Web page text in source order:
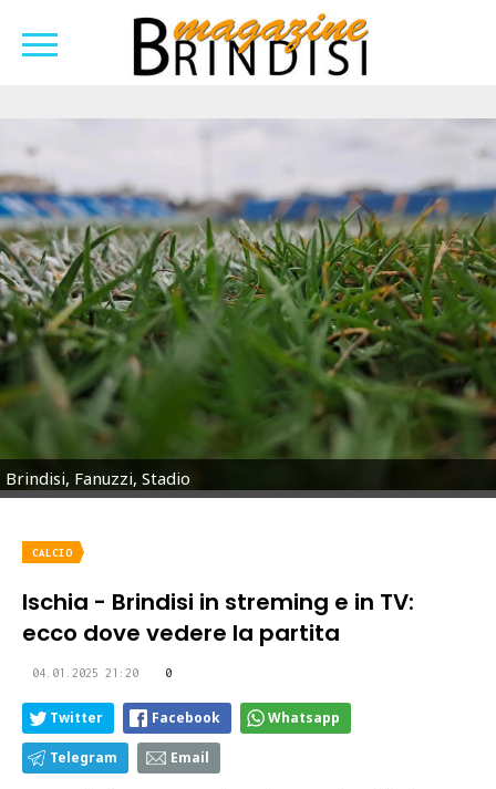
Brindisi, Fanuzzi, Stadio
CALCIO
Ischia - Brindisi in streming e in TV:
ecco dove vedere la partita
04.01.2025 21:20 0
Twitter Facebook Whatsapp
Telegram Email